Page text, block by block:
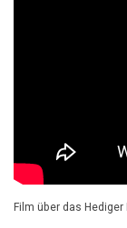
Film über das